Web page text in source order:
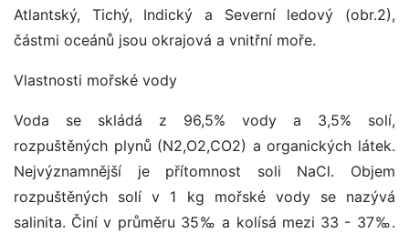
Atlantský, Tichý, Indický a Severní ledový (obr.2),
částmi oceánů jsou okrajová a vnitřní moře.
Vlastnosti mořské vody
Voda se skládá z 96,5% vody a 3,5% solí,
rozpuštěných plynů (N2,O2,CO2) a organických látek.
Nejvýznamnější je přítomnost soli NaCl. Objem
rozpuštěných solí v 1 kg mořské vody se nazývá
salinita. Činí v průměru 35‰ a kolísá mezi 33 - 37‰.